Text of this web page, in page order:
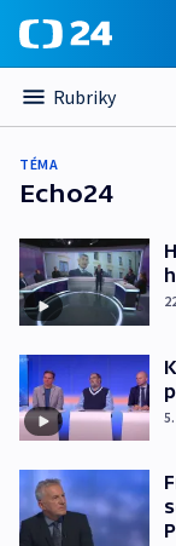
Rubriky
TÉMA
Echo24